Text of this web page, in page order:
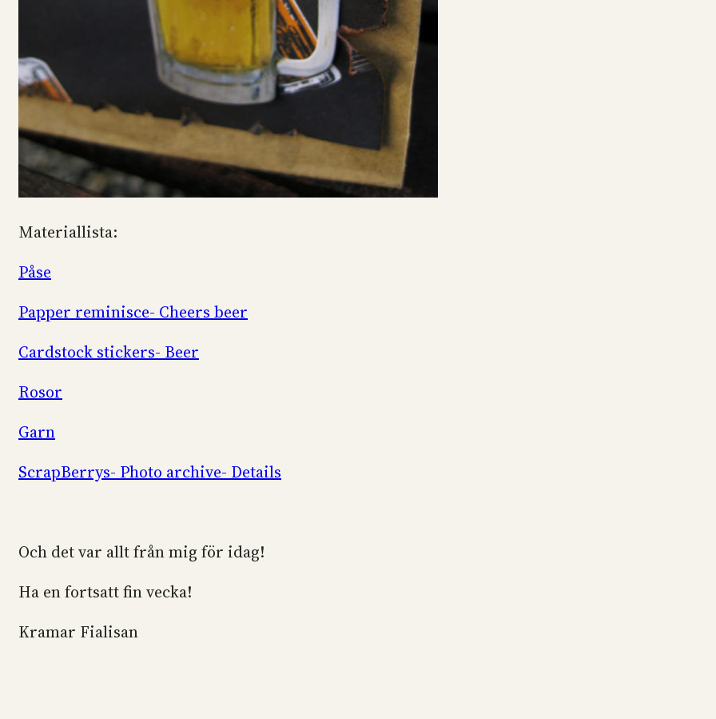
Materiallista:
Påse
Papper reminisce- Cheers beer
Cardstock stickers- Beer
Rosor
Garn
ScrapBerrys- Photo archive- Details
Och det var allt från mig för idag!
Ha en fortsatt fin vecka!
Kramar Fialisan